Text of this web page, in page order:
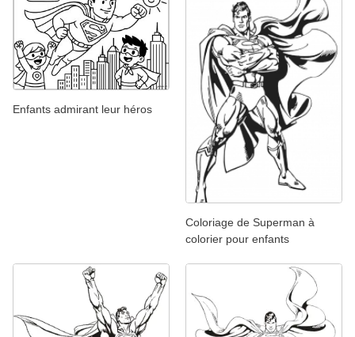
Enfants admirant leur héros
Coloriage de Superman à
colorier pour enfants